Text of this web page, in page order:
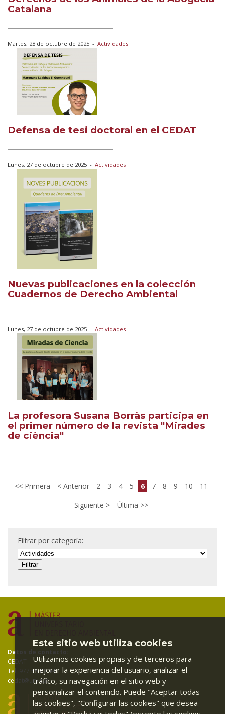
Catalana
Martes, 28 de octubre de 2025 - Actividades
Defensa de tesi doctoral en el CEDAT
Lunes, 27 de octubre de 2025 - Actividades
Nuevas publicaciones en la colección
Cuadernos de Derecho Ambiental
Lunes, 27 de octubre de 2025 - Actividades
La profesora Susana Borràs participa en
el primer número de la revista "Mirades
de ciència"
Primera Anterior 2 3 4 5 6 7 8 9 10
11
Siguiente
Última
Filtrar por categoría:
Datos de contacto:
CEDAT
Tel: 977 55 83 94
cedat@urv.cat
Este sitio web utiliza cookies
Utilizamos cookies propias y de terceros para
mejorar la experiencia del usuario, analizar el
tráfico, su navegación en el sitio web y
personalizar el contenido. Puede "Aceptar todas
las cookies", "Configurar las cookies" que desea